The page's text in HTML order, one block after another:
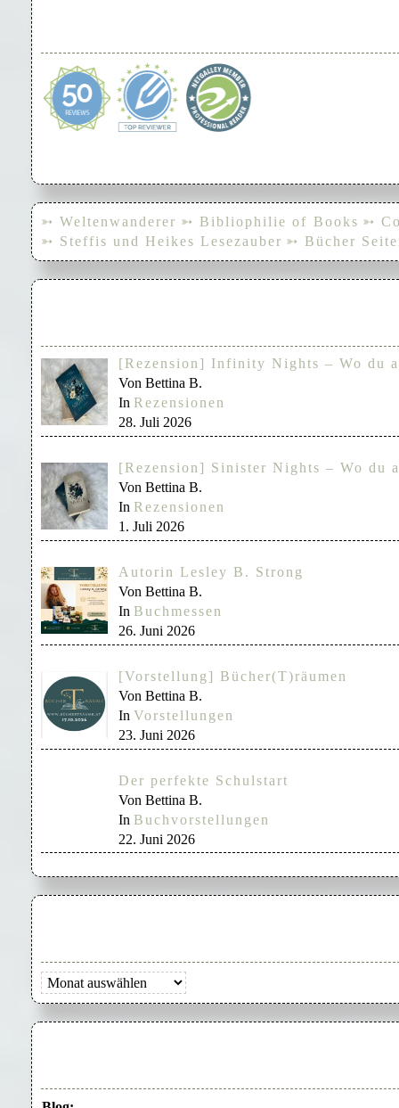
➳ Weltenwanderer ➳ Bibliophilie of Books ➳
➳ Steffis und Heikes Lesezauber ➳ Bücher
[Rezension] Infinity Nights – Wo du
Von Bettina B.
In Rezensionen
28. Juli 2026
[Rezension] Sinister Nights – Wo du
Von Bettina B.
In Rezensionen
1. Juli 2026
Autorin Lesley B. Strong
Von Bettina B.
In Buchmessen
26. Juni 2026
[Vorstellung] Bücher(T)räumen
Von Bettina B.
In Vorstellungen
23. Juni 2026
Der perfekte Schulstart
Von Bettina B.
In Buchvorstellungen
22. Juni 2026
Archiv